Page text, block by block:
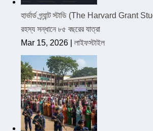
হার্ভার্ড গ্র্যান্ট স্টাডি (The Harvard Grant
রহস্য সন্ধানে ৮৫ বছরের যাত্রা
Mar 15, 2026| লাইফস্টাইল